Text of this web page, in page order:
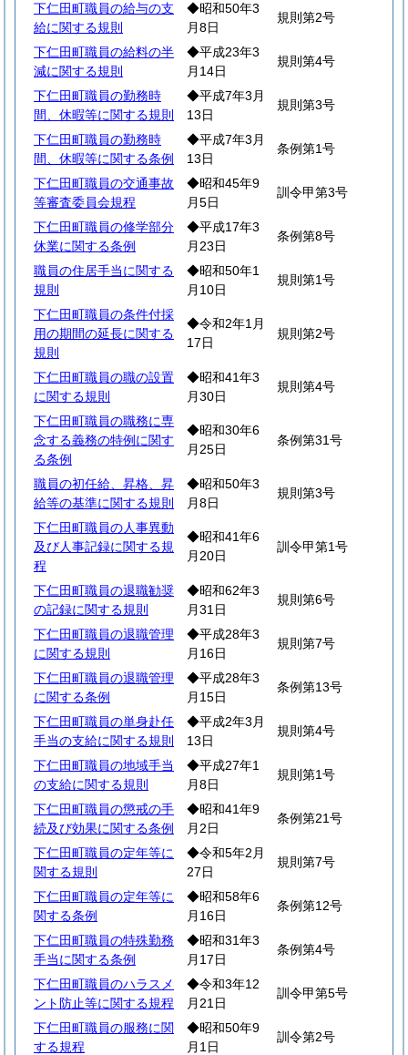
下仁田町職員の給与の支
給に関する規則
◆昭和50年3
月8日
規則第2号
下仁田町職員の給料の半
減に関する規則
◆平成23年3
月14日
規則第4号
下仁田町職員の勤務時
間、休暇等に関する規則
◆平成7年3月
13日
規則第3号
下仁田町職員の勤務時
間、休暇等に関する条例
◆平成7年3月
13日
条例第1号
下仁田町職員の交通事故
等審査委員会規程
◆昭和45年9
月5日
訓令甲第3号
下仁田町職員の修学部分
休業に関する条例
◆平成17年3
月23日
条例第8号
職員の住居手当に関する
規則
◆昭和50年1
月10日
規則第1号
下仁田町職員の条件付採
用の期間の延長に関する
規則
◆令和2年1月
17日
規則第2号
下仁田町職員の職の設置
に関する規則
◆昭和41年3
月30日
規則第4号
下仁田町職員の職務に専
念する義務の特例に関す
る条例
◆昭和30年6
月25日
条例第31号
職員の初任給、昇格、昇
給等の基準に関する規則
◆昭和50年3
月8日
規則第3号
下仁田町職員の人事異動
及び人事記録に関する規
程
◆昭和41年6
月20日
訓令甲第1号
下仁田町職員の退職勧奨
の記録に関する規則
◆昭和62年3
月31日
規則第6号
下仁田町職員の退職管理
に関する規則
◆平成28年3
月16日
規則第7号
下仁田町職員の退職管理
に関する条例
◆平成28年3
月15日
条例第13号
下仁田町職員の単身赴任
手当の支給に関する規則
◆平成2年3月
13日
規則第4号
下仁田町職員の地域手当
の支給に関する規則
◆平成27年1
月8日
規則第1号
下仁田町職員の懲戒の手
続及び効果に関する条例
◆昭和41年9
月2日
条例第21号
下仁田町職員の定年等に
関する規則
◆令和5年2月
27日
規則第7号
下仁田町職員の定年等に
関する条例
◆昭和58年6
月16日
条例第12号
下仁田町職員の特殊勤務
手当に関する条例
◆昭和31年3
月17日
条例第4号
下仁田町職員のハラスメ
ント防止等に関する規程
◆令和3年12
月21日
訓令甲第5号
下仁田町職員の服務に関
する規程
◆昭和50年9
月1日
訓令第2号